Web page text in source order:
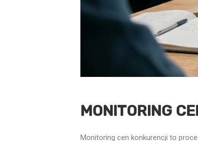
MONITORING
Monitoring cen konkurencji to